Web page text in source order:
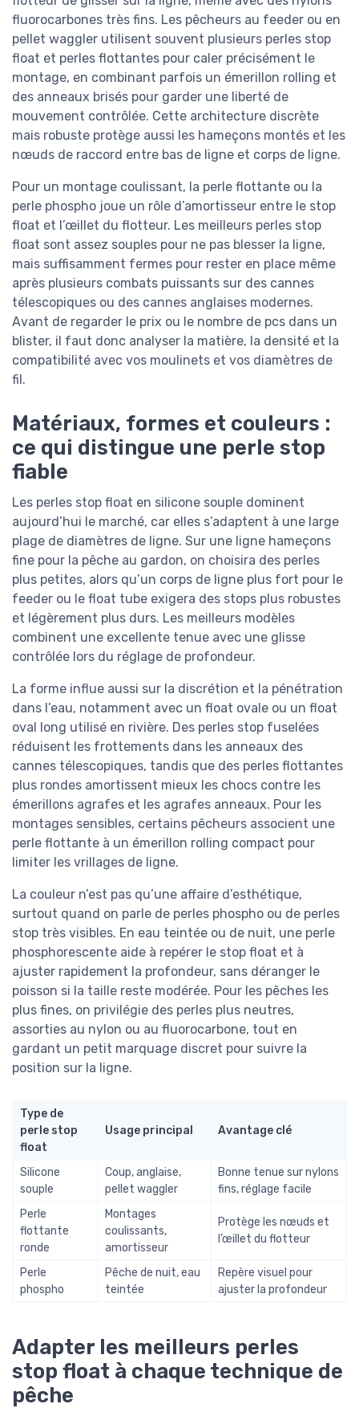
fluorocarbones très fins. Les pêcheurs au feeder ou en
pellet waggler utilisent souvent plusieurs perles stop
float et perles flottantes pour caler précisément le
montage, en combinant parfois un émerillon rolling et
des anneaux brisés pour garder une liberté de
mouvement contrôlée. Cette architecture discrète
mais robuste protège aussi les hameçons montés et les
nœuds de raccord entre bas de ligne et corps de ligne.
Pour un montage coulissant, la perle flottante ou la
perle phospho joue un rôle d’amortisseur entre le stop
float et l’œillet du flotteur. Les meilleurs perles stop
float sont assez souples pour ne pas blesser la ligne,
mais suffisamment fermes pour rester en place même
après plusieurs combats puissants sur des cannes
télescopiques ou des cannes anglaises modernes.
Avant de regarder le prix ou le nombre de pcs dans un
blister, il faut donc analyser la matière, la densité et la
compatibilité avec vos moulinets et vos diamètres de
fil.
Matériaux, formes et couleurs :
ce qui distingue une perle stop
fiable
Les perles stop float en silicone souple dominent
aujourd’hui le marché, car elles s’adaptent à une large
plage de diamètres de ligne. Sur une ligne hameçons
fine pour la pêche au gardon, on choisira des perles
plus petites, alors qu’un corps de ligne plus fort pour le
feeder ou le float tube exigera des stops plus robustes
et légèrement plus durs. Les meilleurs modèles
combinent une excellente tenue avec une glisse
contrôlée lors du réglage de profondeur.
La forme influe aussi sur la discrétion et la pénétration
dans l’eau, notamment avec un float ovale ou un float
oval long utilisé en rivière. Des perles stop fuselées
réduisent les frottements dans les anneaux des
cannes télescopiques, tandis que des perles flottantes
plus rondes amortissent mieux les chocs contre les
émerillons agrafes et les agrafes anneaux. Pour les
montages sensibles, certains pêcheurs associent une
perle flottante à un émerillon rolling compact pour
limiter les vrillages de ligne.
La couleur n’est pas qu’une affaire d’esthétique,
surtout quand on parle de perles phospho ou de perles
stop très visibles. En eau teintée ou de nuit, une perle
phosphorescente aide à repérer le stop float et à
ajuster rapidement la profondeur, sans déranger le
poisson si la taille reste modérée. Pour les pêches les
plus fines, on privilégie des perles plus neutres,
assorties au nylon ou au fluorocarbone, tout en
gardant un petit marquage discret pour suivre la
position sur la ligne.
Type de
perle stop
float
Usage principal Avantage clé
Silicone
souple
Coup, anglaise,
pellet waggler
Bonne tenue sur nylons
fins, réglage facile
Perle
flottante
ronde
Montages
coulissants,
amortisseur
Protège les nœuds et
l’œillet du flotteur
Perle
phospho
Pêche de nuit, eau
teintée
Repère visuel pour
ajuster la profondeur
Adapter les meilleurs perles
stop float à chaque technique de
pêche